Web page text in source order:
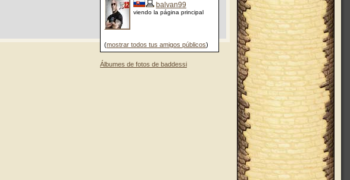
balvan99
viendo la página principal
(mostrar todos tus amigos públicos)
Álbumes de fotos de baddessi